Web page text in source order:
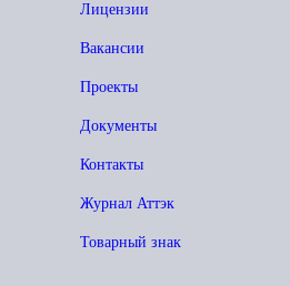
Лицензии
Вакансии
Проекты
Документы
Контакты
Журнал Аттэк
Товарный знак